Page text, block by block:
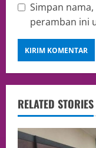
Simpan
peramban ini
RELATED STORIES